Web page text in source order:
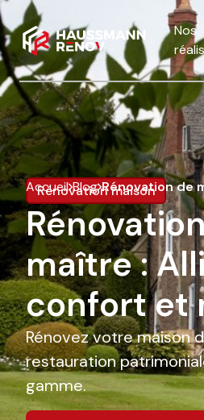
Nos
Rénovation maison
maître :
confort et
Rénovez votre maison
restauration
gamme.
Accueil Blog Rénovation de